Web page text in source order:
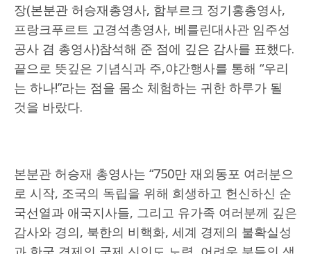
장(본분관 허승재총영사, 함부르크 정기홍총영사,
프랑크푸르트 고경석총영사, 베를린대사관 임주성
공사 겸 총영사)참석해 준 점에 깊은 감사를 표했다.
끝으로 뜻깊은 기념식과 주,야간행사를 통해 “우리
는 하나!”라는 점을 몸소 체험하는 귀한 하루가 될
것을 바랐다.
본분관 허승재 총영사는 “750만 재외동포 여러분으
로 시작, 조국의 독립을 위해 희생하고 헌신하신 순
국선열과 애국지사들, 그리고 유가족 여러분께 깊은
감사와 경의, 북한의 비핵화, 세계 경제의 불확실성